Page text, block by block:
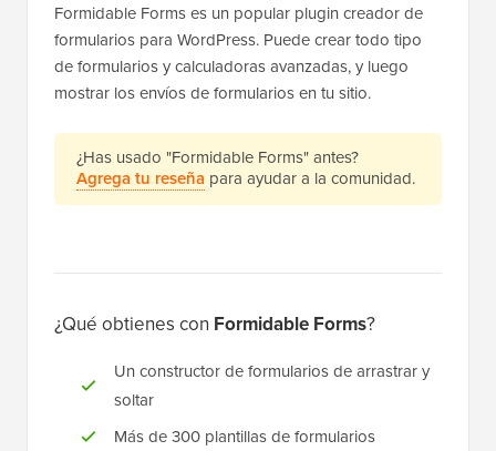
Formidable Forms es un popular plugin creador de
formularios para WordPress. Puede crear todo tipo
de formularios y calculadoras avanzadas, y luego
mostrar los envíos de formularios en tu sitio.
¿Has usado "Formidable Forms" antes?
Agrega tu reseña para ayudar a la comunidad.
¿Qué obtienes con Formidable Forms?
Un constructor de formularios de arrastrar y
soltar
Más de 300 plantillas de formularios